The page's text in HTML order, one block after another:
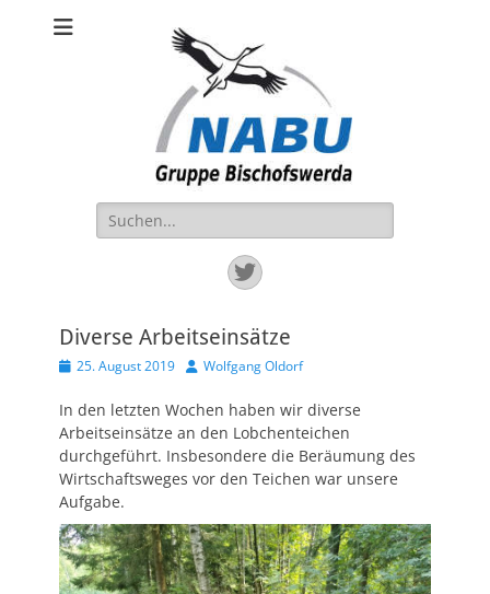
NABU BIW
Die Ortsgruppe NABU-BIW ist aktiv für die Natur im Raum
Bischofswerda und Großharthau.
Suchen
nach:
Twitter
Diverse Arbeitseinsätze
Veröffentlicht
25. August 2019 AutorWolfgang Oldorf
In den letzten Wochen haben wir diverse
Arbeitseinsätze an den Lobchenteichen
durchgeführt. Insbesondere die Beräumung des
Wirtschaftsweges vor den Teichen war unsere
Aufgabe.